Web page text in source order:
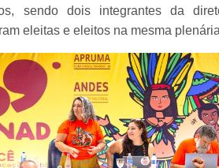
sendo dois integrantes da
eleitas e eleitos na mesma